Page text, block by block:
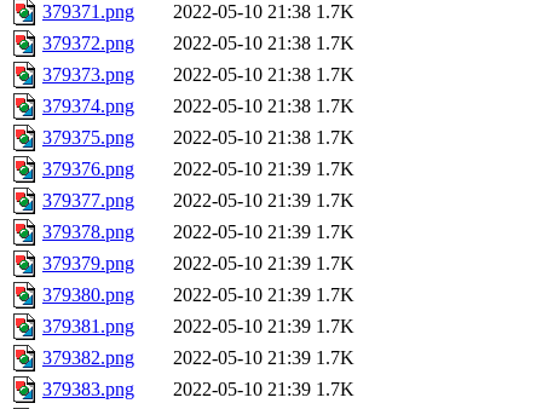
379371.png
2022-05-10 21:38 1.7K
379372.png
2022-05-10 21:38 1.7K
379373.png
2022-05-10 21:38 1.7K
379374.png
2022-05-10 21:38 1.7K
379375.png
2022-05-10 21:38 1.7K
379376.png
2022-05-10 21:39 1.7K
379377.png
2022-05-10 21:39 1.7K
379378.png
2022-05-10 21:39 1.7K
379379.png
2022-05-10 21:39 1.7K
379380.png
2022-05-10 21:39 1.7K
379381.png
2022-05-10 21:39 1.7K
379382.png
2022-05-10 21:39 1.7K
379383.png
2022-05-10 21:39 1.7K